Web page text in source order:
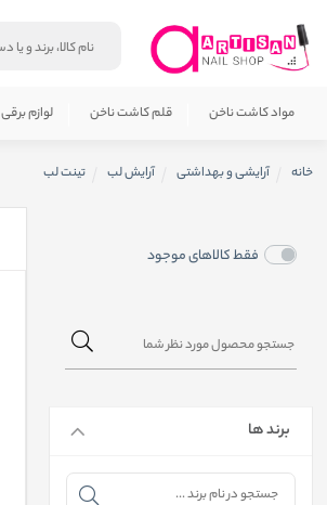
مواد کاشت ناخن قلم کاشت ناخن لوازم
خانه آرایشی و بهداشتی آرایش لب تینت لب
فقط کالاهای موجود
برند ها